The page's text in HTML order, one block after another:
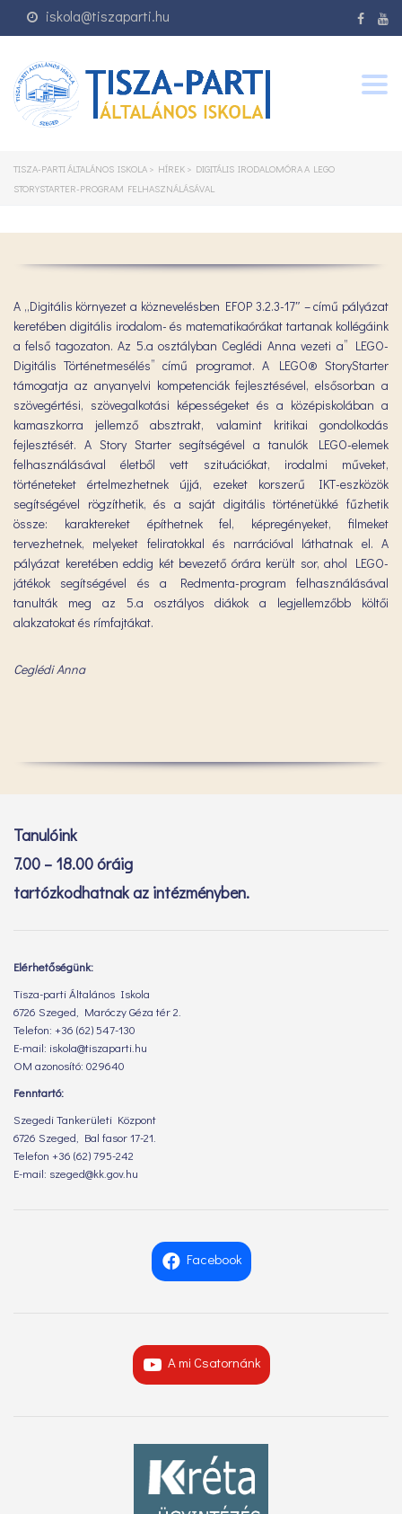
iskola@tiszaparti.hu
TISZA-PARTI ÁLTALÁNOS ISKOLA > HÍREK > DIGITÁLIS IRODALOMÓRA A LEGO
STORYSTARTER-PROGRAM FELHASZNÁLÁSÁVAL
A „Digitális környezet a köznevelésben EFOP 3.2.3-17″ – című pályázat
keretében digitális irodalom- és matematikaórákat tartanak kollégáink
a felső tagozaton. Az 5.a osztályban Ceglédi Anna vezeti a” LEGO-
Digitális Történetmesélés” című programot. A LEGO® StoryStarter
támogatja az anyanyelvi kompetenciák fejlesztésével, elsősorban a
szövegértési, szövegalkotási képességeket és a középiskolában a
kamaszkorra jellemző absztrakt, valamint kritikai gondolkodás
fejlesztését. A Story Starter segítségével a tanulók LEGO-elemek
felhasználásával életből vett szituációkat, irodalmi műveket,
történeteket értelmezhetnek újjá, ezeket korszerű IKT-eszközök
segítségével rögzíthetik, és a saját digitális történetükké fűzhetik
össze: karaktereket építhetnek fel, képregényeket, filmeket
tervezhetnek, melyeket feliratokkal és narrációval láthatnak el. A
pályázat keretében eddig két bevezető órára került sor, ahol LEGO-
játékok segítségével és a Redmenta-program felhasználásával
tanulták meg az 5.a osztályos diákok a legjellemzőbb költői
alakzatokat és rímfajtákat.
Ceglédi Anna
Tanulóink
7.00 – 18.00 óráig
tartózkodhatnak az intézményben.
Elérhetőségünk:
Tisza-parti Általános Iskola
6726 Szeged, Maróczy Géza tér 2.
Telefon: +36 (62) 547-130
E-mail: iskola@tiszaparti.hu
OM azonosító: 029640
Fenntartó:
Szegedi Tankerületi Központ
6726 Szeged, Bal fasor 17-21.
Telefon +36 (62) 795-242
E-mail: szeged@kk.gov.hu
Facebook
A mi Csatornánk